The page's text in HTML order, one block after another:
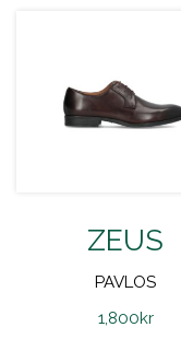
ZEUS
PAVLOS
1,800kr